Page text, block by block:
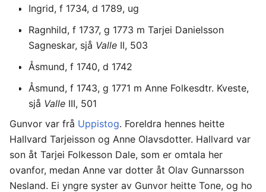
Ingrid, f 1734, d 1789, ug
Ragnhild, f 1737, g 1773 m Tarjei Danielsson
Sagneskar, sjå Valle II, 503
Åsmund, f 1740, d 1742
Åsmund, f 1743, g 1771 m Anne Folkesdtr. Kveste,
sjå Valle III, 501
Gunvor var frå Uppistog. Foreldra hennes heitte
Hallvard Tarjeisson og Anne Olavsdotter. Hallvard var
son åt Tarjei Folkesson Dale, som er omtala her
ovanfor, medan Anne var dotter åt Olav Gunnarsson
Nesland. Ei yngre syster av Gunvor heitte Tone, og ho